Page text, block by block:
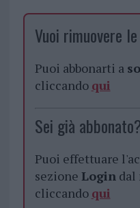
Vuoi rimuovere
Puoi abbonarti a
cliccando qui
Sei già
Puoi effettuare
sezione Logindal
cliccando qui